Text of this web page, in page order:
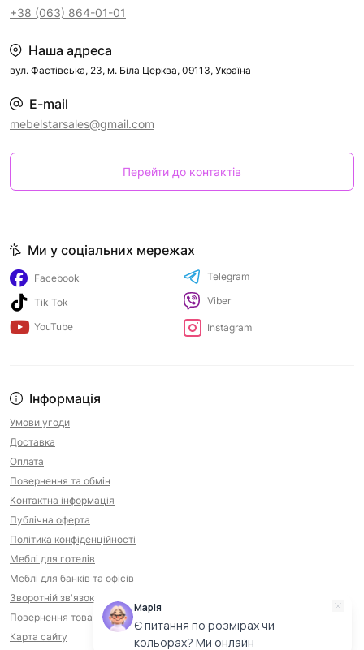
+38 (063) 864-01-01
Наша адреса
вул. Фастівська, 23, м. Біла Церква, 09113, Україна
E-mail
mebelstarsales@gmail.com
Перейти до контактів
Інформація
Умови угоди
Доставка
Оплата
Повернення та обмін
Контактна інформація
Публічна оферта
Політика конфіденційності
Меблі для готелів
Меблі для банків та офісів
Зворотній зв'язок
Повернення товару
Карта сайту
Ми у соціальних мережах
Facebook
Tik Tok
YouTube
Telegram
Viber
Instagram
Марія
Є питання по розмірах чи
кольорах? Ми онлайн